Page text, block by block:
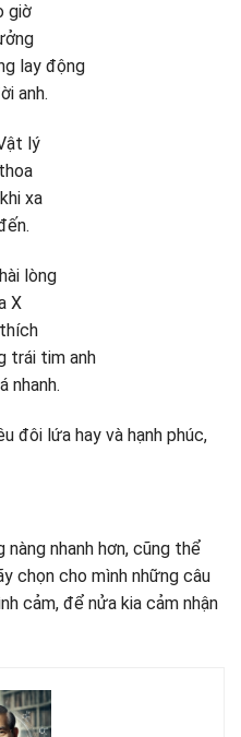
giờ
lay động
anh.
lý
xa
lòng
X
trái tim anh
nhanh.
đôi lứa hay và hạnh phúc,
nàng nhanh hơn, cũng thể
chọn cho mình những câu
cảm, để nửa kia cảm nhận